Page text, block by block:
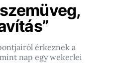
érkeznek a
nap egy wekerlei